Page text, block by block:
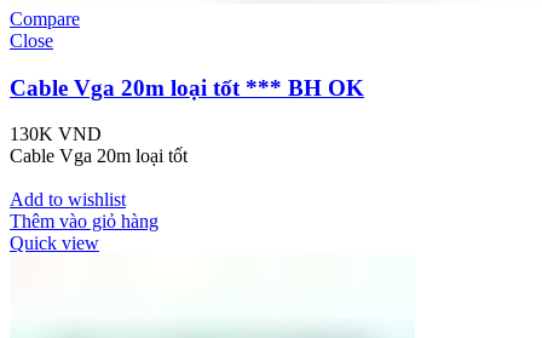
Compare
Close
Cable Vga 20m loại tốt *** BH OK
130K VND
Cable Vga 20m loại tốt
Add to wishlist
Thêm vào giỏ hàng
Quick view